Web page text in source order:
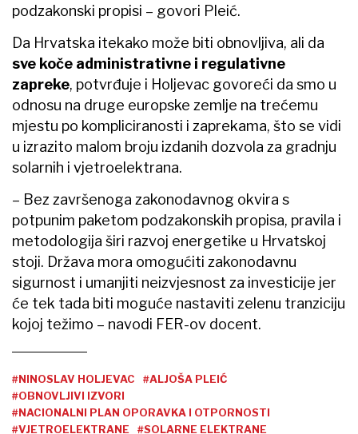
podzakonski propisi – govori Pleić.
Da Hrvatska itekako može biti obnovljiva, ali da
sve koče administrativne i regulativne
zapreke, potvrđuje i Holjevac govoreći da smo u
odnosu na druge europske zemlje na trećemu
mjestu po kompliciranosti i zaprekama, što se vidi
u izrazito malom broju izdanih dozvola za gradnju
solarnih i vjetroelektrana.
– Bez završenoga zakonodavnog okvira s
potpunim paketom podzakonskih propisa, pravila i
metodologija širi razvoj energetike u Hrvatskoj
stoji. Država mora omogućiti zakonodavnu
sigurnost i umanjiti neizvjesnost za investicije jer
će tek tada biti moguće nastaviti zelenu tranziciju
kojoj težimo – navodi FER-ov docent.
#NINOSLAV HOLJEVAC
#ALJOŠA PLEIĆ
#OBNOVLJIVI IZVORI
#NACIONALNI PLAN OPORAVKA I OTPORNOSTI
#VJETROELEKTRANE
#SOLARNE ELEKTRANE